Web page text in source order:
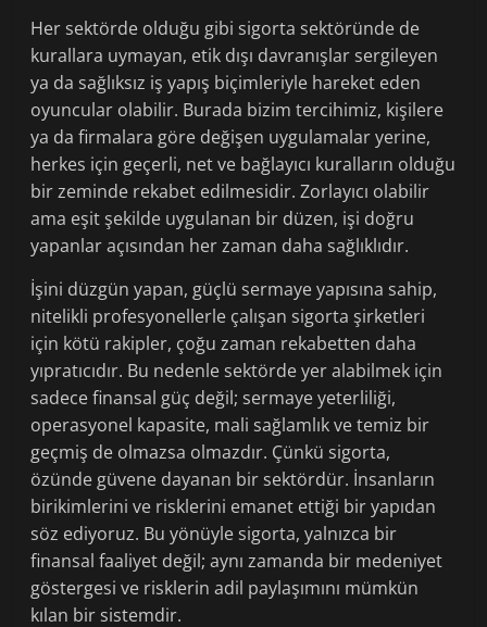
Her sektörde olduğu gibi sigorta sektöründe de
kurallara uymayan, etik dışı davranışlar sergileyen
ya da sağlıksız iş yapış biçimleriyle hareket eden
oyuncular olabilir. Burada bizim tercihimiz, kişilere
ya da firmalara göre değişen uygulamalar yerine,
herkes için geçerli, net ve bağlayıcı kuralların olduğu
bir zeminde rekabet edilmesidir. Zorlayıcı olabilir
ama eşit şekilde uygulanan bir düzen, işi doğru
yapanlar açısından her zaman daha sağlıklıdır.
İşini düzgün yapan, güçlü sermaye yapısına sahip,
nitelikli profesyonellerle çalışan sigorta şirketleri
için kötü rakipler, çoğu zaman rekabetten daha
yıpratıcıdır. Bu nedenle sektörde yer alabilmek için
sadece finansal güç değil; sermaye yeterliliği,
operasyonel kapasite, mali sağlamlık ve temiz bir
geçmiş de olmazsa olmazdır. Çünkü sigorta,
özünde güvene dayanan bir sektördür. İnsanların
birikimlerini ve risklerini emanet ettiği bir yapıdan
söz ediyoruz. Bu yönüyle sigorta, yalnızca bir
finansal faaliyet değil; aynı zamanda bir medeniyet
göstergesi ve risklerin adil paylaşımını mümkün
kılan bir sistemdir.